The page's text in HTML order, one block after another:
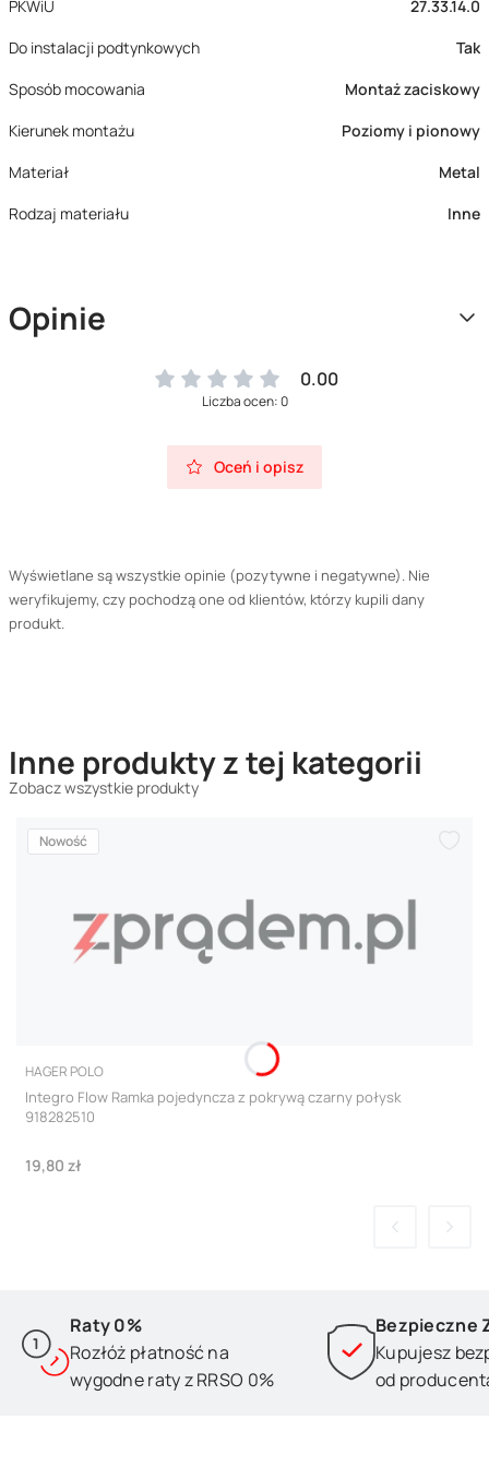
PKWiU
27.33.14.0
Do instalacji podtynkowych
Tak
Sposób mocowania
Montaż zaciskowy
Kierunek montażu
Poziomy i pionowy
Materiał
Metal
Rodzaj materiału
Inne
Opinie
0.00
Liczba ocen: 0
Oceń i opisz
Wyświetlane są wszystkie opinie (pozytywne i negatywne). Nie
weryfikujemy, czy pochodzą one od klientów, którzy kupili dany
produkt.
Inne produkty z tej kategorii
Zobacz wszystkie produkty
Nowość
PRODUCENT
HAGER POLO
Integro Flow Ramka pojedyncza z pokrywą czarny połysk
918282510
Cena
19,80 zł
Raty 0%
Rozłóż płatność na
wygodne raty z RRSO 0%
Bezpieczne
Kupujesz
od